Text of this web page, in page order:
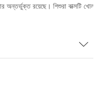
অন্তর্ভুক্ত রয়েছে। শিশুরা বাক্সটি